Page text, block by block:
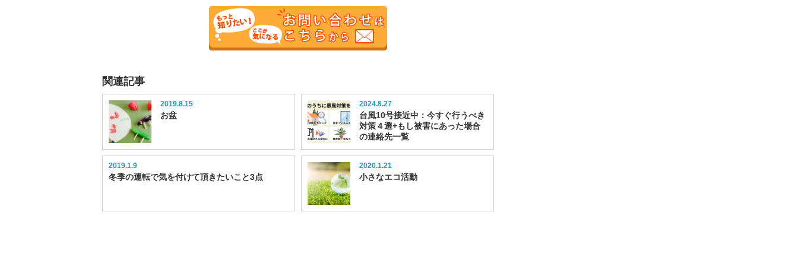
関連記事
2019.8.15
お盆
2024.8.27
台風10号接近中：今すぐ行うべき
対策４選+もし被害にあった場合
の連絡先一覧
2019.1.9
冬季の運転で気を付けて頂きたいこと3点
2020.1.21
小さなエコ活動